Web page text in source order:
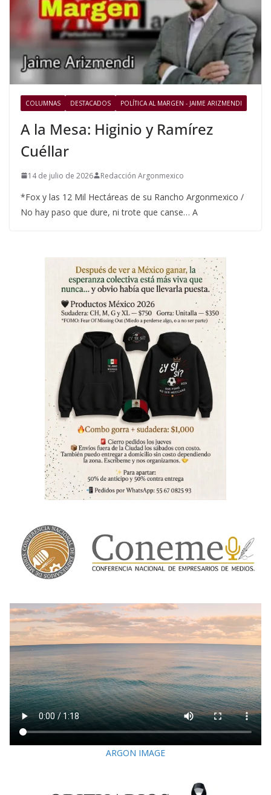
COLUMNAS DESTACADOS POLÍTICA AL MARGEN - JAIME ARIZMENDI
A la Mesa: Higinio y Ramírez
Cuéllar
14 de julio de 2026 Redacción Argonmexico
*Fox y las 12 Mil Hectáreas de su Rancho Argonmexico /
No hay paso que dure, ni trote que canse… A
ARGON IMAGE